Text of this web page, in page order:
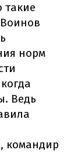
такие
норм
Ведь
командир